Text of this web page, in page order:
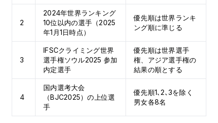
2
2024年世界ランキング
10位以内の選手（2025
年1月1日時点）
優先順は世界ランキ
ング順に準じる
3
IFSCクライミング世界
選手権ソウル2025 参加
内定選手
優先順は世界選手
権、アジア選手権の
結果の順とする
4
国内選考大会
（BJC2025）の上位選
手
優先順1､2､3を除く
男女各8名